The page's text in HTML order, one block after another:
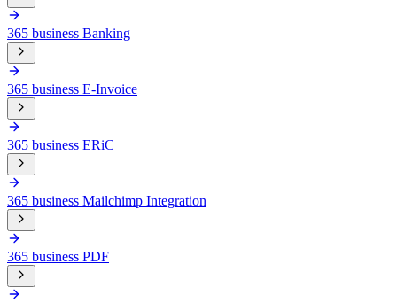
365 business Banking
365 business E-Invoice
365 business ERiC
365 business Mailchimp Integration
365 business PDF